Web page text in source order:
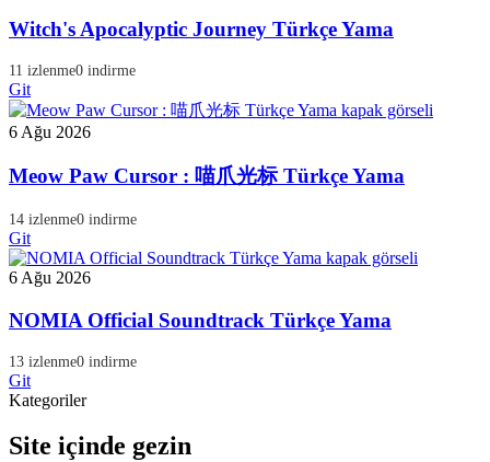
Witch's Apocalyptic Journey Türkçe Yama
11 izlenme0 indirme
Git
6 Ağu 2026
Meow Paw Cursor : 喵爪光标 Türkçe Yama
14 izlenme0 indirme
Git
6 Ağu 2026
NOMIA Official Soundtrack Türkçe Yama
13 izlenme0 indirme
Git
Kategoriler
Site içinde gezin